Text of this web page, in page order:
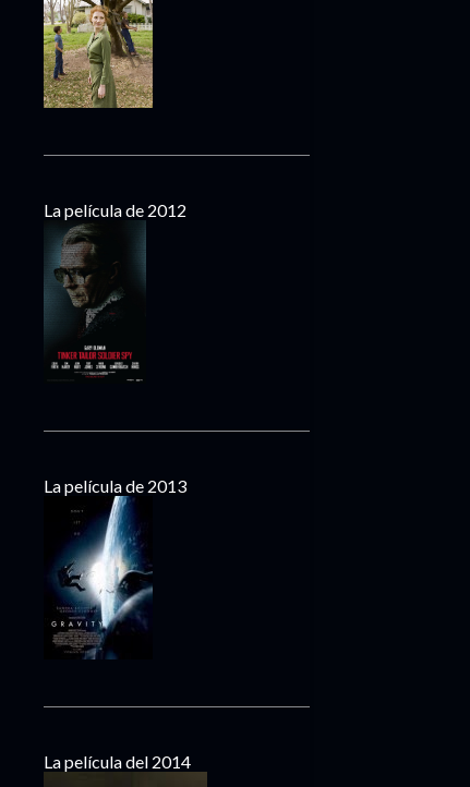
La película de 2012
La película de 2013
La película del 2014